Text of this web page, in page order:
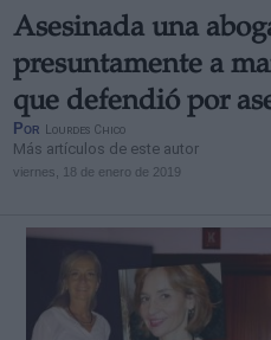
Asesinada una
presuntamente a
que defendió por
Por Lourdes Chico
Más artículos de este autor
viernes, 18 de enero de 2019